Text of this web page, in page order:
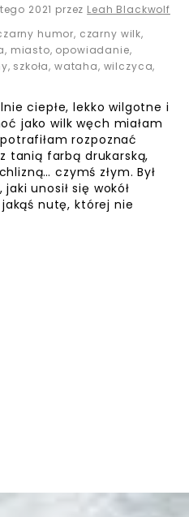
2021 przez Leah Blackwolf
humor, czarny wilk,
, miasto, opowiadanie,
, szkoła, wataha, wilczyca,
ciepłe, lekko wilgotne i
jako wilk węch miałam
rozpoznać
tanią farbą drukarską,
czymś złym. Był
unosił się wokół
nutę, której nie